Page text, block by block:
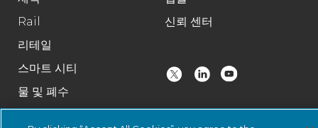
Rail
리테일
스마트 시티
물 및 폐수
신뢰 센터